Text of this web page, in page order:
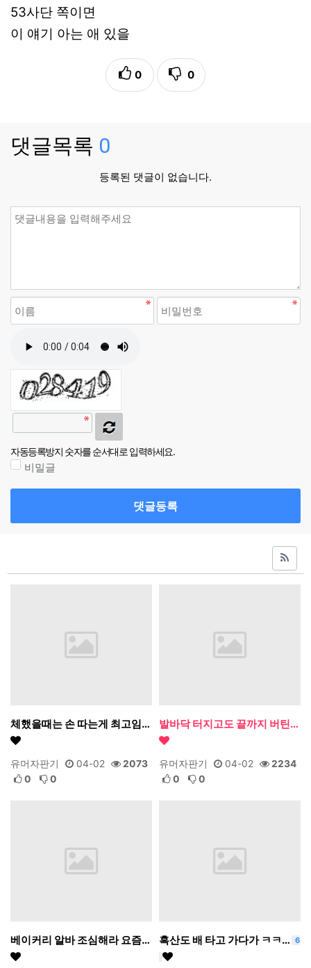
53사단 쪽이면
이 얘기 아는 애 있을
0 0
댓글목록 0
등록된 댓글이 없습니다.
자동등록방지 숫자를 순서대로 입력하세요.
비밀글
댓글등록
체했을때는 손 따는게 최고임…
유머자판기 04-02
2073
0
0
발바닥 터지고도 끝까지 버틴…
유머자판기 04-02
2234
0
0
베이커리 알바 조심해라 요즘… 흑산도 배 타고 가다가 ㅋㅋ… 6